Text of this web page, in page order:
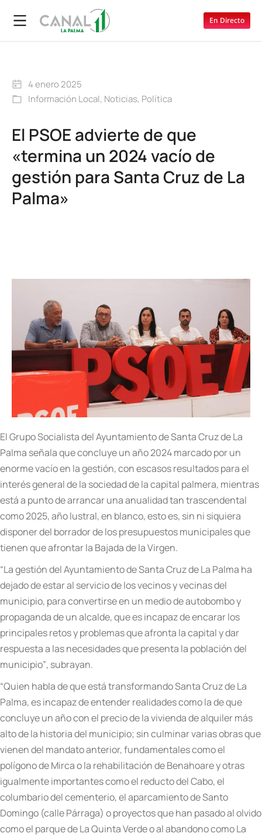
En Directo
4 enero 2025
Información Local, Noticias, Política
El PSOE advierte de que
«termina un 2024 vacío de
gestión para Santa Cruz de La
Palma»
El Grupo Socialista del Ayuntamiento de Santa Cruz de La
Palma señala que concluye un año 2024 marcado por un
enorme vacío en la gestión, con escasos resultados para el
interés general de la sociedad de la capital palmera, mientras
está a puntode arrancar una anualidad tan trascendental
como 2025, año lustral, en blanco, esto es, sin ni siquiera
disponer del borrador de los presupuestos municipales que
tienen que afrontar la Bajada de la Virgen.
“La gestión del Ayuntamiento de Santa Cruz de La Palma ha
dejado de estar al servicio de los vecinos y vecinasdel
municipio, para convertirse en un medio de autobombo y
propaganda de un alcalde, que es incapaz de encarar los
principales retos y problemas que afronta la capital y dar
respuesta a las necesidades que presenta la población del
municipio”, subrayan.
“Quien habla de que estátransformando Santa Cruz de La
Palma, es incapaz de entender realidades como la de que
concluye un año con el precio de la vivienda de alquiler más
alto de la historia del municipio; sin culminar varias obras que
vienen del mandato anterior, fundamentales como el
polígono de Mirca o la rehabilitaciónde Benahoarey otras
igualmente importantes como el reducto del Cabo, el
columbario del cementerio, el aparcamiento de Santo
Domingo (calle Párraga) o proyectos que han pasado al olvido
como el parque de La Quinta Verde o al abandono como La